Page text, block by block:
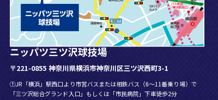
ニッパツ三ツ沢球技場
〒221-0855 神奈川県横浜市神奈川区三ツ沢西町3-1
①JR「横浜」駅西口より市営バスまたは相鉄バス（6～11番乗り場）で
「三ツ沢総合グランド入口」もしくは「市民病院」下車徒歩2分